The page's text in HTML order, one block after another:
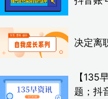
决定离
【135
题；抖